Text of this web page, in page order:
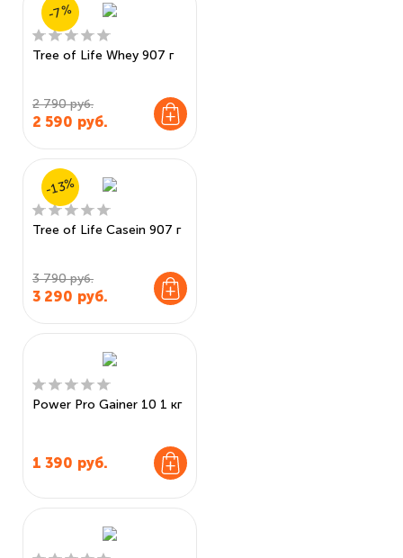
Tree of Life Whey 907 г
2 790 руб.
2 590 руб.
-7%
Tree of Life Casein 907 г
3 790 руб.
3 290 руб.
-13%
Power Pro Gainer 10 1 кг
1 390 руб.